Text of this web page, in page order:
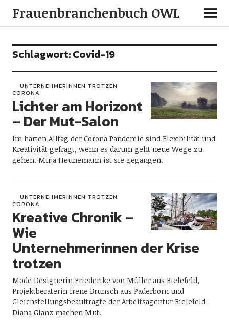
Frauenbranchenbuch OWL
Schlagwort:Covid-19
UNTERNEHMERINNEN TROTZEN
CORONA
Lichter am Horizont
– Der Mut-Salon
Im harten Alltag der Corona Pandemie sind Flexibilität und
Kreativität gefragt, wenn es darum geht neue Wege zu
gehen. Mirja Heunemann ist sie gegangen.
UNTERNEHMERINNEN TROTZEN
CORONA
Kreative Chronik –
Wie
Unternehmerinnen der Krise
trotzen
Mode Designerin Friederike von Müller aus Bielefeld,
Projektberaterin Irene Brunsch aus Paderborn und
Gleichstellungsbeauftragte der Arbeitsagentur Bielefeld
Diana Glanz machen Mut.